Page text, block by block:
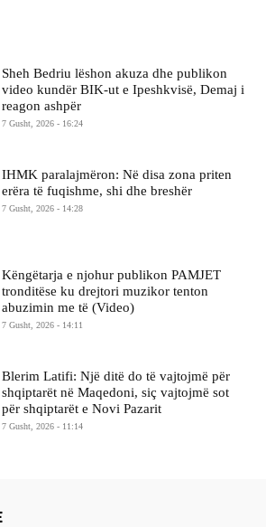
Sheh Bedriu lëshon akuza dhe publikon
video kundër BIK-ut e Ipeshkvisë, Demaj i
reagon ashpër
7 Gusht, 2026 - 16:24
IHMK paralajmëron: Në disa zona priten
erëra të fuqishme, shi dhe breshër
7 Gusht, 2026 - 14:28
Këngëtarja e njohur publikon PAMJET
tronditëse ku drejtori muzikor tenton
abuzimin me të (Video)
7 Gusht, 2026 - 14:11
Blerim Latifi: Një ditë do të vajtojmë për
shqiptarët në Maqedoni, siç vajtojmë sot
për shqiptarët e Novi Pazarit
7 Gusht, 2026 - 11:14